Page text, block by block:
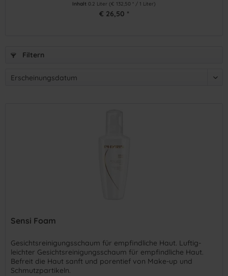
Inhalt 0.2 Liter (€ 132,50 * / 1 Liter)
€ 26,50 *
Filtern
Sensi Foam
Gesichtsreinigungsschaum für empfindliche Haut. Luftig-
leichter Gesichtsreinigungsschaum für empfindliche Haut.
Befreit die Haut sanft und porentief von Make-up und
Schmutzpartikeln.